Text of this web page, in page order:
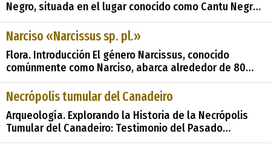
Negro, situada en el lugar conocido como Cantu Negro
cerca de Silvota de Bobes, es un importante sitio
arqueológico que nos ofrece una ventana al pasado
prehistórico de Asturias. En este reportaje,
exploraremos su contexto histórico, deta
Narciso «Narcissus sp. pl.»
Flora. Introducción El género Narcissus, conocido
comúnmente como Narciso, abarca alrededor de 80
especies de plantas herbáceas bulbosas, que florecen
principalmente en primavera. Su distribución se
extiende principalmente por las regiones
mediterráneas. En este texto, explora
Necrópolis tumular del Canadeiro
Arqueología. Explorando la Historia de la Necrópolis
Tumular del Canadeiro: Testimonio del Pasado
Prehistórico de Gestoselo En lo profundo de los valles